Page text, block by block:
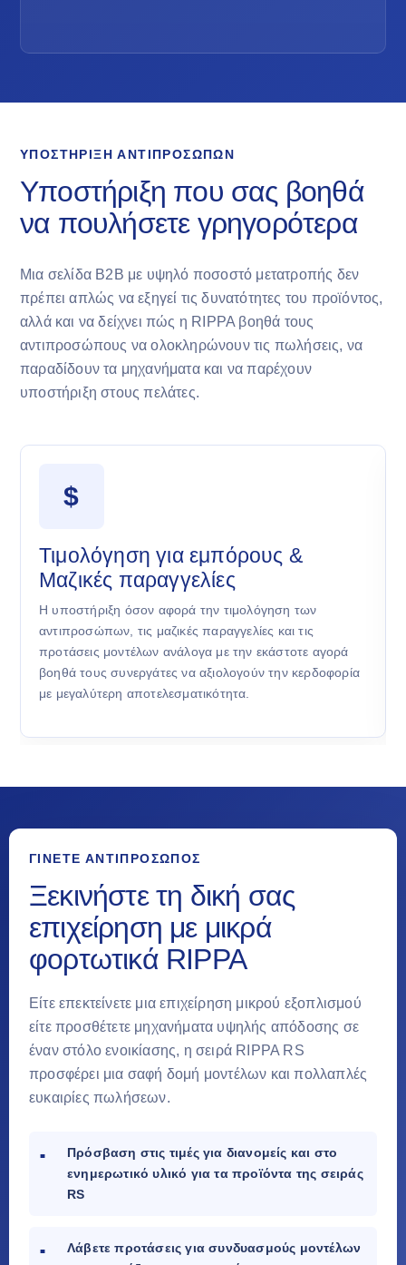
ΥΠΟΣΤΉΡΙΞΗ ΑΝΤΙΠΡΟΣΏΠΩΝ
Υποστήριξη που σας βοηθά
να πουλήσετε γρηγορότερα
Μια σελίδα B2B με υψηλό ποσοστό μετατροπής δεν
πρέπει απλώς να εξηγεί τις δυνατότητες του προϊόντος,
αλλά και να δείχνει πώς η RIPPA βοηθά τους
αντιπροσώπους να ολοκληρώνουν τις πωλήσεις, να
παραδίδουν τα μηχανήματα και να παρέχουν
υποστήριξη στους πελάτες.
$
Τιμολόγηση για εμπόρους &
Μαζικές παραγγελίες
Η υποστήριξη όσον αφορά την τιμολόγηση των
αντιπροσώπων, τις μαζικές παραγγελίες και τις
προτάσεις μοντέλων ανάλογα με την εκάστοτε αγορά
βοηθά τους συνεργάτες να αξιολογούν την κερδοφορία
με μεγαλύτερη αποτελεσματικότητα.
ΓΊΝΕΤΕ ΑΝΤΙΠΡΌΣΩΠΟΣ
Ξεκινήστε τη δική σας
επιχείρηση με μικρά
φορτωτικά RIPPA
Είτε επεκτείνετε μια επιχείρηση μικρού εξοπλισμού
είτε προσθέτετε μηχανήματα υψηλής απόδοσης σε
έναν στόλο ενοικίασης, η σειρά RIPPA RS
προσφέρει μια σαφή δομή μοντέλων και πολλαπλές
ευκαιρίες πωλήσεων.
Πρόσβαση στις τιμές για διανομείς και στο
ενημερωτικό υλικό για τα προϊόντα της σειράς
RS
Λάβετε προτάσεις για συνδυασμούς μοντέλων